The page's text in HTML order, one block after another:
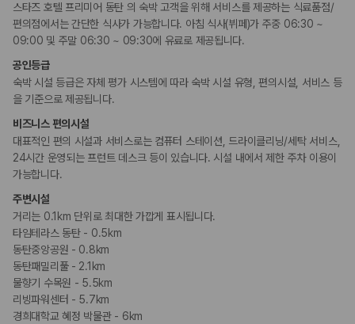
스타즈 호텔 프리미어 동탄 의 숙박 고객을 위해 서비스를 제공하는 식료품점/
편의점에서는 간단한 식사가 가능합니다. 아침 식사(뷔페)가 주중 06:30 ~
09:00 및 주말 06:30 ~ 09:30에 유료로 제공됩니다.
공인등급
숙박 시설 등급은 자체 평가 시스템에 따라 숙박 시설 유형, 편의시설, 서비스 등
을 기준으로 제공됩니다.
비즈니스 편의시설
대표적인 편의 시설과 서비스로는 컴퓨터 스테이션, 드라이클리닝/세탁 서비스,
24시간 운영되는 프런트 데스크 등이 있습니다. 시설 내에서 제한 주차 이용이
가능합니다.
주변시설
거리는 0.1km 단위로 최대한 가깝게 표시됩니다.
타임테라스 동탄 - 0.5km
동탄중앙공원 - 0.8km
동탄패밀리풀 - 2.1km
물향기 수목원 - 5.5km
리빙파워센터 - 5.7km
경희대학교 혜정 박물관 - 6km